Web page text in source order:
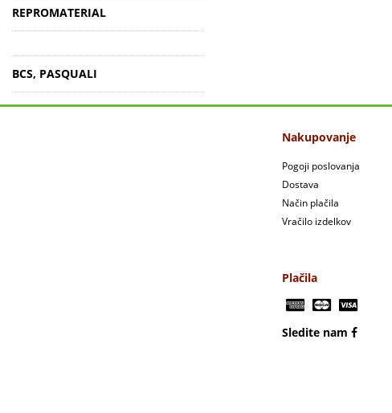
REPROMATERIAL
BCS, PASQUALI
Nakupovanje
Pogoji poslovanja
Dostava
Način plačila
Vračilo izdelkov
Plačila
Sledite nam